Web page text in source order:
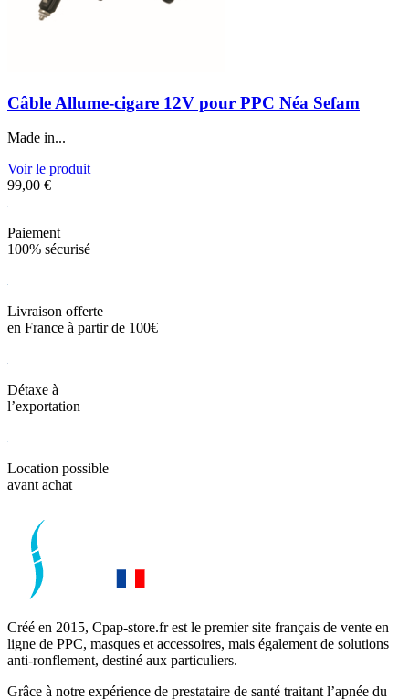
Câble Allume-cigare 12V pour PPC Néa Sefam
Made in...
Voir le produit
99,00 €
Paiement
100% sécurisé
Livraison offerte
en France à partir de 100€
Détaxe à
l’exportation
Location possible
avant achat
Créé en 2015, Cpap-store.fr est le premier site français de vente en
ligne de PPC, masques et accessoires, mais également de solutions
anti-ronflement, destiné aux particuliers.
Grâce à notre expérience de prestataire de santé traitant l’apnée du